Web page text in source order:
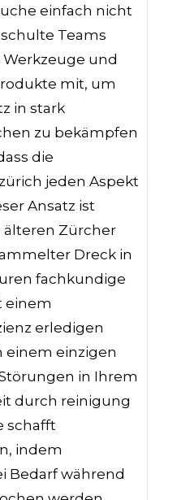
einfach nicht
Teams
und
mit, um
in stark
zu bekämpfen
die
jeden Aspekt
Ansatz ist
älteren Zürcher
Dreck in
fachkundige
einem
erledigen
einem einzigen
in Ihrem
durch reinigung
schafft
indem
Bedarf während